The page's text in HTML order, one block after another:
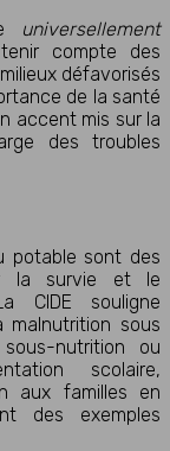
universellement
compte des
défavorisés
de la santé
accent mis sur la
des troubles
potable sont des
la survie et le
CIDE souligne
malnutrition sous
nutrition ou
scolaire,
aux familles en
des exemples